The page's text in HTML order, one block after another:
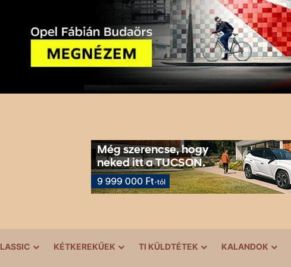
KÉTKEREKŰEK TI KÜLDTÉTEK KALANDOK